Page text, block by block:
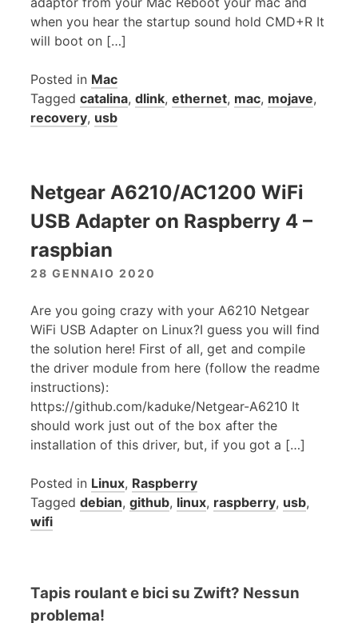
when you hear the startup sound hold CMD+R It
will boot on […]
Posted in Mac
Tagged catalina, dlink, ethernet, mac, mojave,
recovery, usb
Netgear A6210/AC1200 WiFi
USB Adapter on Raspberry 4 –
raspbian
28 GENNAIO 2020
Are you going crazy with your A6210 Netgear
WiFi USB Adapter on Linux?I guess you will find
the solution here! First of all, get and compile
the driver module from here (follow the readme
instructions):
https://github.com/kaduke/Netgear-A6210 It
should work just out of the box after the
installation of this driver, but, if you got a […]
Posted in Linux, Raspberry
Tagged debian, github, linux, raspberry, usb,
wifi
Tapis roulant e bici su Zwift? Nessun
problema!